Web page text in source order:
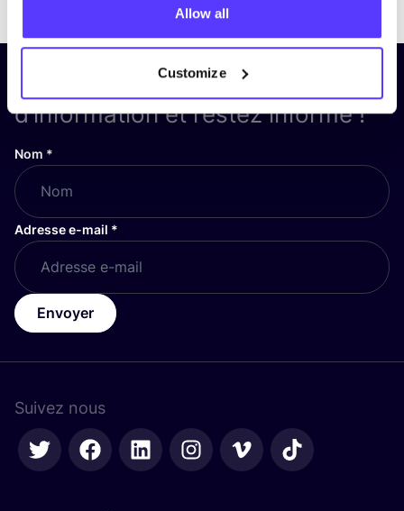
Allow all
Customize
Inscrivez-vous à notre lettre
d’information et restez informé !
Nom *
Adresse e-mail *
Envoyer
Suivez nous